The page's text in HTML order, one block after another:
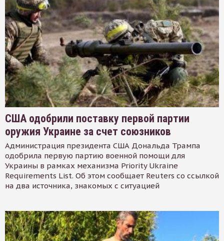
США одобрили поставку первой партии
оружия Украине за счет союзников
Администрация президента США Дональда Трампа
одобрила первую партию военной помощи для
Украины в рамках механизма Priority Ukraine
Requirements List. Об этом сообщает Reuters со ссылкой
на два источника, знакомых с ситуацией